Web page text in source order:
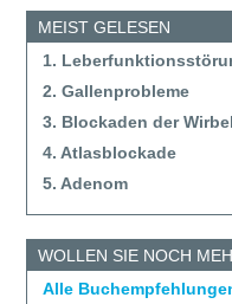
MEIST GELESEN
1.
2. Gallenprobleme
3. Blockaden der
4. Atlasblockade
5. Adenom
WOLLEN SIE NOCH
Alle